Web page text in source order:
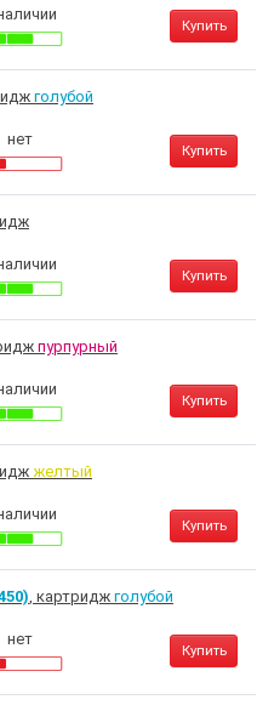
Купить
голубой
нет
Купить
Купить
пурпурный
Купить
желтый
Купить
, картридж голубой
нет
Купить